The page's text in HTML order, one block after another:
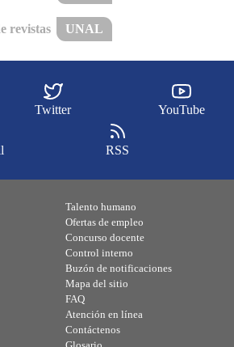
revistas UNAL
Twitter YouTube
RSS
Talento humano
Ofertas de empleo
Concurso docente
Control interno
Buzón de notificaciones
Mapa del sitio
FAQ
Atención en línea
Contáctenos